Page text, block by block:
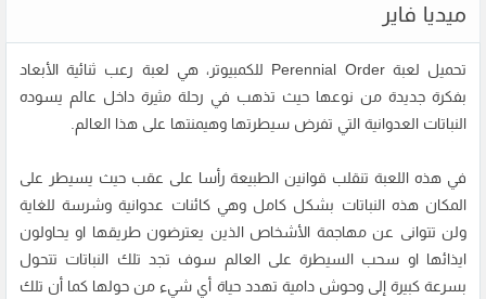
ميديا فاير
تحميل لعبة Perennial Order للكمبيوتر، هي لعبة رعب ثنائية الأبعاد
بفكرة جديدة من نوعها حيث تذهب في رحلة مثيرة داخل عالم يسوده
النباتات العدوانية التي تفرض سيطرتها وهيمنتها على هذا العالم.
في هذه اللعبة تنقلب قوانين الطبيعة رأسا على عقب حيث يسيطر على
المكان هذه النباتات بشكل كامل وهي كائنات عدوانية وشرسة للغاية
ولن تتوانى عن مهاجمة الأشخاص الذين يعترضون طريقها او يحاولون
ايذائها او سحب السيطرة على العالم سوف تجد تلك النباتات تتحول
بسرعة كبيرة إلى وحوش دامية تهدد حياة أي شيء من حولها كما أن تلك